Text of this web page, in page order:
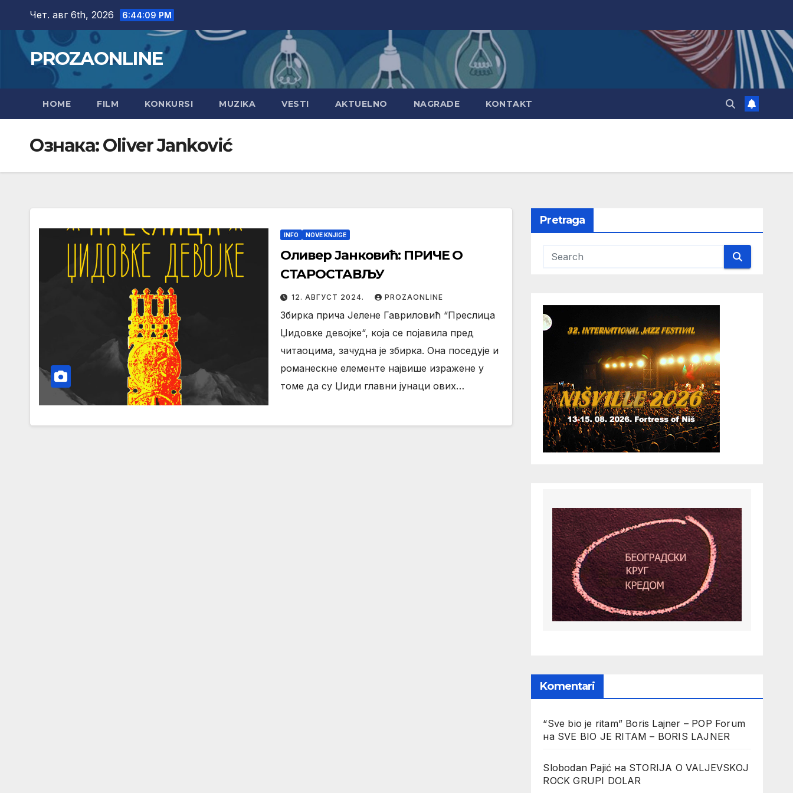
content
Чет. авг 6th, 2026 6:44:09 PM
PROZAONLINE
HOME FILM KONKURSI MUZIKA VESTI AKTUELNO NAGRADE KONTAKT
Ознака:Oliver Janković
INFO NOVE KNJIGE
Оливер Јанковић: ПРИЧЕ О
СТАРОСТАВЉУ
12. АВГУСТ 2024. PROZAONLINE
Збирка прича Јелене Гавриловић “Преслица
Џидовке девојке“, која се појавила пред
читаоцима, зачудна је збирка. Она поседује и
романескне елементе највише изражене у
томе да су Џиди главни јунаци ових…
Pretraga
Komentari
“Sve bio je ritam” Boris Lajner – POP Forum
на SVE BIO JE RITAM – BORIS LAJNER
Slobodan Pajić на STORIJA O VALJEVSKOJ
ROCK GRUPI DOLAR